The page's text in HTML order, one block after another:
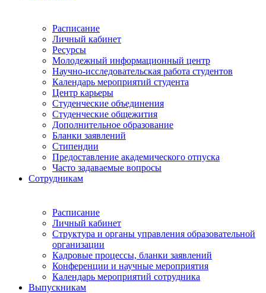
Расписание
Личный кабинет
Ресурсы
Молодежный информационный центр
Научно-исследовательская работа студентов
Календарь мероприятий студента
Центр карьеры
Студенческие объединения
Студенческие общежития
Дополнительное образование
Бланки заявлений
Стипендии
Предоставление академического отпуска
Часто задаваемые вопросы
Сотрудникам
Расписание
Личный кабинет
Структура и органы управления образовательной
организации
Кадровые процессы, бланки заявлений
Конференции и научные мероприятия
Календарь мероприятий сотрудника
Выпускникам